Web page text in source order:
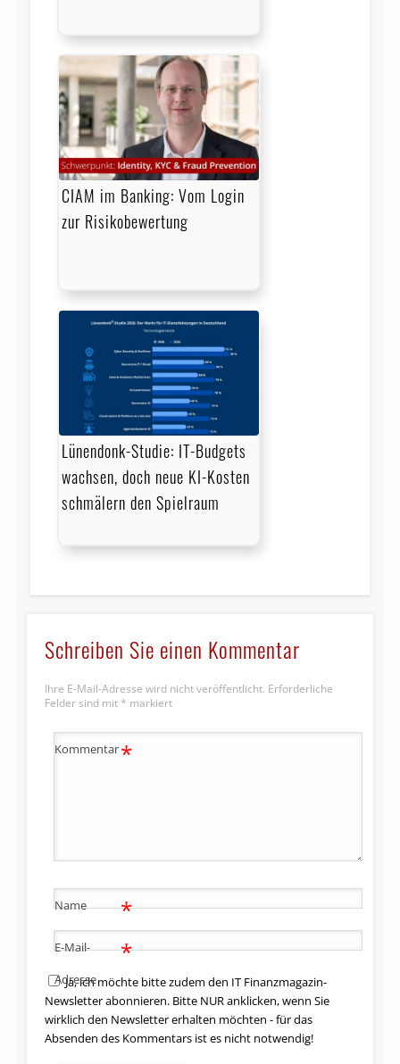
CIAM im Banking: Vom Login
zur Risikobewertung
Lünendonk-Studie: IT-Budgets
wachsen, doch neue KI-Kosten
schmälern den Spielraum
Schreiben Sie einen Kommentar
Ihre E-Mail-Adresse wird nicht veröffentlicht. Erforderliche
Felder sind mit * markiert
Kommentar*
Name *
E-Mail-
Adresse
*
Ja, ich möchte bitte zudem den IT Finanzmagazin-
Newsletter abonnieren. Bitte NUR anklicken, wenn Sie
wirklich den Newsletter erhalten möchten - für das
Absenden des Kommentars ist es nicht notwendig!